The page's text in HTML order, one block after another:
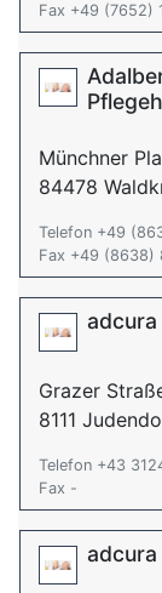
Fax +49 (7652)
Münchner
84478
Telefon +49
Fax +49 (8638)
Grazer
8111
Telefon +43
Fax -